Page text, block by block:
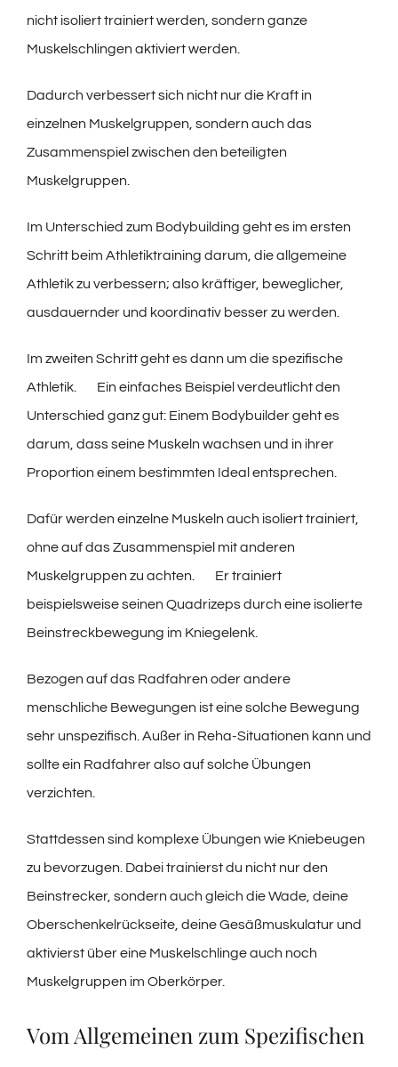
nicht isoliert trainiert werden, sondern ganze
Muskelschlingen aktiviert werden.
Dadurch verbessert sich nicht nur die Kraft in
einzelnen Muskelgruppen, sondern auch das
Zusammenspiel zwischen den beteiligten
Muskelgruppen.
Im Unterschied zum Bodybuilding geht es im ersten
Schritt beim Athletiktraining darum, die allgemeine
Athletik zu verbessern; also kräftiger, beweglicher,
ausdauernder und koordinativ besser zu werden.
Im zweiten Schritt geht es dann um die spezifische
Athletik. Ein einfaches Beispiel verdeutlicht den
Unterschied ganz gut: Einem Bodybuilder geht es
darum, dass seine Muskeln wachsen und in ihrer
Proportion einem bestimmten Ideal entsprechen.
Dafür werden einzelne Muskeln auch isoliert trainiert,
ohne auf das Zusammenspiel mit anderen
Muskelgruppen zu achten. Er trainiert
beispielsweise seinen Quadrizeps durch eine isolierte
Beinstreckbewegung im Kniegelenk.
Bezogen auf das Radfahren oder andere
menschliche Bewegungen ist eine solche Bewegung
sehr unspezifisch. Außer in Reha-Situationen kann und
sollte ein Radfahrer also auf solche Übungen
verzichten.
Stattdessen sind komplexe Übungen wie Kniebeugen
zu bevorzugen. Dabei trainierst du nicht nur den
Beinstrecker, sondern auch gleich die Wade, deine
Oberschenkelrückseite, deine Gesäßmuskulatur und
aktivierst über eine Muskelschlinge auch noch
Muskelgruppen im Oberkörper.
Vom Allgemeinen zum Spezifischen